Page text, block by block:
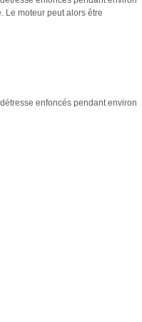
Le moteur peut alors être
enfoncés pendant environ